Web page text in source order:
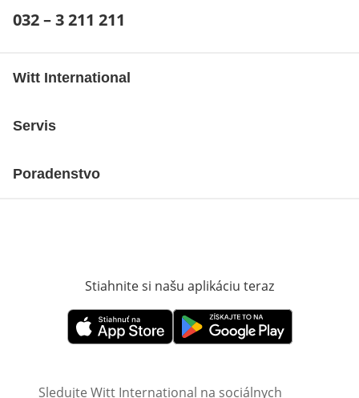
Telefónne číslo:
032 – 3 211 211
Witt International
Servis
Poradenstvo
Stiahnite si našu aplikáciu teraz
Otvorí sa vnovom okneOtvorí sa vnovom okne
Sledujte Witt International na sociálnych